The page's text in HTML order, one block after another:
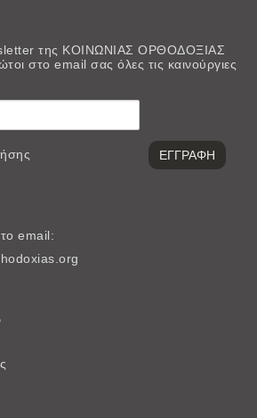
της ΚΟΙΝΩΝΙΑΣ ΟΡΘΟΔΟΞΙΑΣ
στο email σας όλες τις καινούργιες
email: